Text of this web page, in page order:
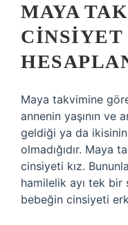
MAYA
CINSIYET
Maya takvimine
annenin yaşının ve
geldiği ya da
olmadığıdır. Maya
cinsiyeti kız.
hamilelik ayı tek bir
bebeğin cinsiyeti